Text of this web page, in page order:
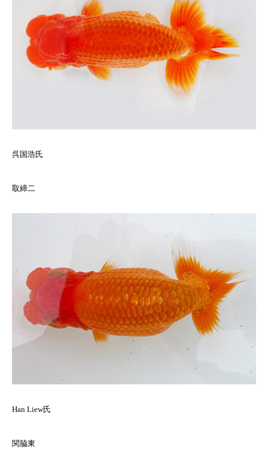
呉国浩氏
取締二
Han Liew氏
関脇東